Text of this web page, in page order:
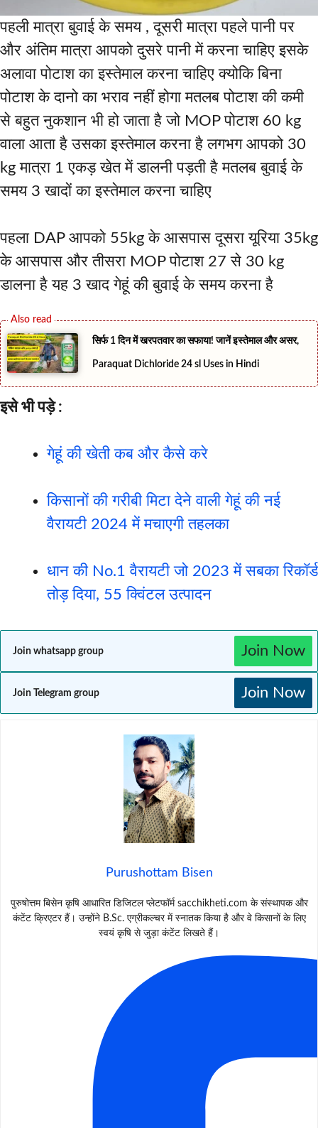
पहली मात्रा बुवाई के समय , दूसरी मात्रा पहले पानी पर
और अंतिम मात्रा आपको दुसरे पानी में करना चाहिए इसके
अलावा पोटाश का इस्तेमाल करना चाहिए क्योकि बिना
पोटाश के दानो का भराव नहीं होगा मतलब पोटाश की कमी
से बहुत नुकशान भी हो जाता है जो MOP पोटाश 60 kg
वाला आता है उसका इस्तेमाल करना है लगभग आपको 30
kg मात्रा 1 एकड़ खेत में डालनी पड़ती है मतलब बुवाई के
समय 3 खादों का इस्तेमाल करना चाहिए
पहला DAP आपको 55kg के आसपास दूसरा यूरिया 35kg
के आसपास और तीसरा MOP पोटाश 27 से 30 kg
डालना है यह 3 खाद गेहूं की बुवाई के समय करना है
सिर्फ 1 दिन में खरपतवार का सफाया! जानें इस्तेमाल और असर,
Paraquat Dichloride 24 sl Uses in Hindi
इसे भी पड़े :
गेहूं की खेती कब और कैसे करे
किसानों की गरीबी मिटा देने वाली गेहूं की नई
वैरायटी 2024 में मचाएगी तहलका
धान की No.1 वैरायटी जो 2023 में सबका रिकॉर्ड
तोड़ दिया, 55 क्विंटल उत्पादन
Join whatsapp group Join Now
Join Telegram group Join Now
Purushottam Bisen
पुरुषोत्तम बिसेन कृषि आधारित डिजिटल प्लेटफॉर्म sacchikheti.com के संस्थापक और
कंटेंट क्रिएटर हैं। उन्होंने B.Sc. एग्रीकल्चर में स्नातक किया है और वे किसानों के लिए
स्वयं कृषि से जुड़ा कंटेंट लिखते हैं।